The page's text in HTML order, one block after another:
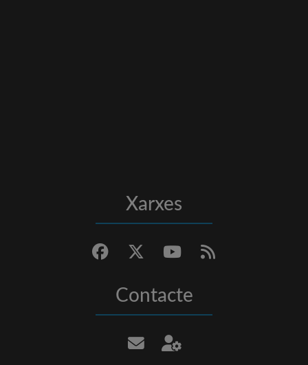
Xarxes
Contacte